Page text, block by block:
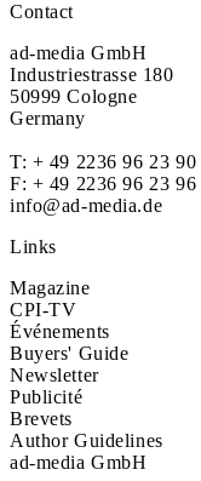
Contact
ad-media GmbH
Industriestrasse 180
50999 Cologne
Germany
T: + 49 2236 96 23 90
F: + 49 2236 96 23 96
info@ad-media.de
Links
Magazine
CPI-TV
Événements
Buyers' Guide
Newsletter
Publicité
Brevets
Author Guidelines
ad-media GmbH